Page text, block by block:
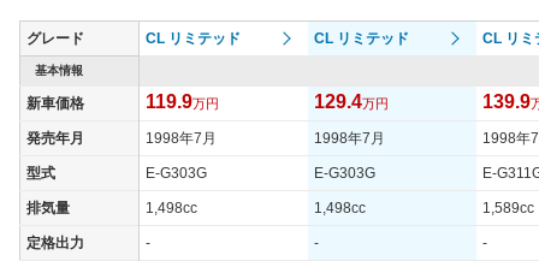
タイヤサイズ
(前)
185/65R14 86S 185/65R14 86S 185/
タイヤサイズ
(後)
185/65R14 86S 185/65R14 86S 185/
燃費
WLTCモード - - -
WLTCモード(市
街地)
グレード CL リミテッド CL リミテッド CL リミ
基本情報
新車価格 119.9万円 129.4万円 139.9
発売年月 1998年7月 1998年7月 1998年
型式 E-G303G E-G303G E-
排気量 1,498cc 1,498cc 1,589cc
定格出力 - - -